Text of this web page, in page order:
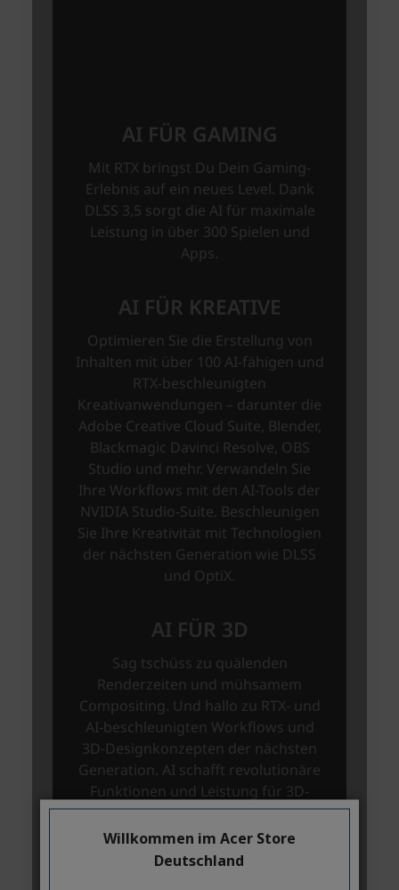
Willkommen im Acer Store
Deutschland